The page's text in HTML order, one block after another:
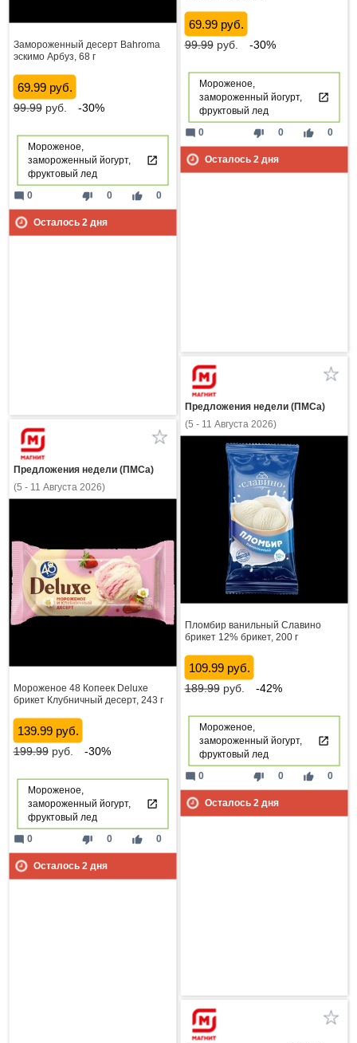
69.99 руб.
99.99руб. -30%
Мороженое,
замороженный йогурт,
фруктовый лед
thumb_down 0 thumb_up 0
mode_comment 0
Осталось 2 дня
Замороженный десерт Bahroma
эскимо Арбуз, 68 г
69.99 руб.
99.99руб. -30%
Мороженое,
замороженный йогурт,
фруктовый лед
thumb_down 0 thumb_up 0
mode_comment 0
Осталось 2 дня
Предложения недели (ПМСа)
(5 - 11 Августа 2026)
Пломбир ванильный Славино
брикет 12% брикет, 200 г
109.99 руб.
189.99руб. -42%
Мороженое,
замороженный йогурт,
фруктовый лед
thumb_down 0 thumb_up 0
mode_comment 0
Осталось 2 дня
Предложения недели (ПМСа)
(5 - 11 Августа 2026)
Мороженое 48 Копеек Deluxe
брикет Клубничный десерт, 243 г
139.99 руб.
199.99руб. -30%
Мороженое,
замороженный йогурт,
фруктовый лед
thumb_down 0 thumb_up 0
mode_comment 0
Осталось 2 дня